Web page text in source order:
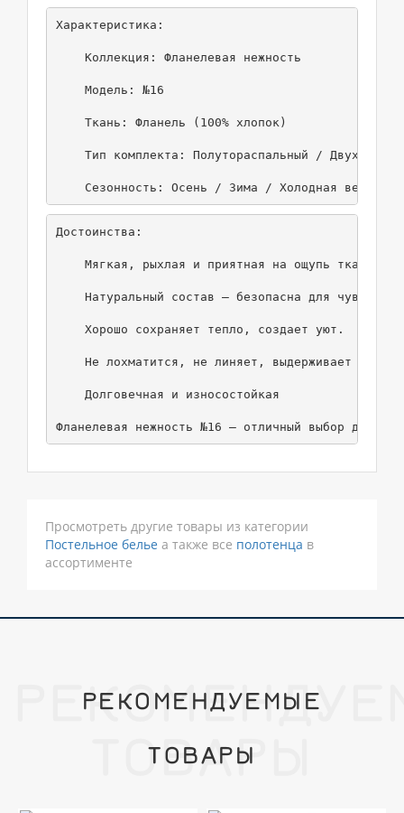
Характеристика:
    Коллекция: Фланелевая нежность
    Модель: №16
    Ткань: Фланель (100% хлопок)
Тип комплекта: Полутораспальный /
    Сезонность: Осень / Зима / Холодная весна
Достоинства:
    Мягкая, рыхлая и приятная на ощупь ткань
Натуральный состав – безопасна для
    Хорошо сохраняет тепло, создает уют.
Не лохматится, не линяет, выдерживает
    Долговечная и износостойкая
Фланелевая нежность №16 — отличный выбор для
Просмотреть другие товары из категории
Постельное белье а также все полотенца в
ассортименте
РЕКОМЕНДУЕМЫЕ
ТОВАРЫ
ТОВАРЫ